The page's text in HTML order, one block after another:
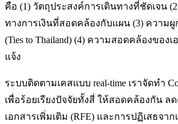
คือ (1) วัตถุประสงค์การเดินทางที่ชัดเจน
ทางการเงินที่สอดคล้องกับแผน (3) ความ
(Ties to Thailand) (4) ความสอดคล้องของ
แจ้ง
ระบบติดตามเคสแบบ real-time เราจัดทำ
เพื่อร้อยเรียงปัจจัยทั้งสี่ ให้สอดคล้องกัน ล
เอกสารเพิ่มเติม (RFE) และการปฏิเสธจาก